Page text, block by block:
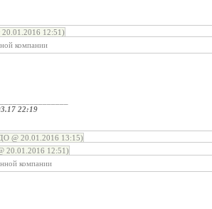
12:51)
компании
22:19
@ 20.01.2016 13:15)
20.01.2016 12:51)
компании